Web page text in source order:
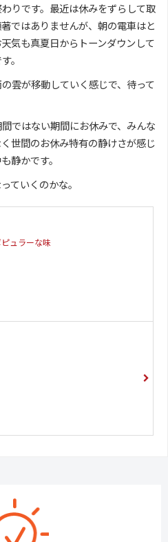
りです。最近は休みをずらして取
ではありませんが、朝の電車はと
気も真夏日からトーンダウンして
。
雲が移動していく感じで、待って
ではない期間にお休みで、みんな
世間のお休み特有の静けさが感じ
静かです。
ていくのかな。
ュラーな味